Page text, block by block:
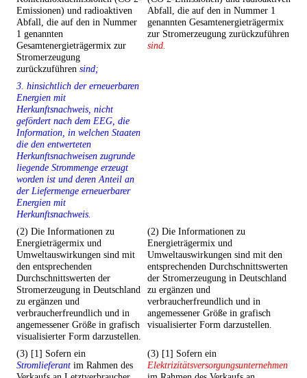
Emissionen) und radioaktiven
Abfall, die auf den in Nummer
1 genannten
Gesamtenergieträgermix zur
Stromerzeugung
zurückzuführen sind;
Abfall, die auf den in Nummer 1
genannten Gesamtenergieträgermix
zur Stromerzeugung zurückzuführen
sind.
3. hinsichtlich der erneuerbaren
Energien mit
Herkunftsnachweis, nicht
gefördert nach dem EEG, die
Information, in welchen Staaten
die den entwerteten
Herkunftsnachweisen zugrunde
liegende Strommenge erzeugt
worden ist und deren Anteil an
der Liefermenge erneuerbarer
Energien mit
Herkunftsnachweis.
(2) Die Informationen zu
Energieträgermix und
Umweltauswirkungen sind mit
den entsprechenden
Durchschnittswerten der
Stromerzeugung in Deutschland
zu ergänzen und
verbraucherfreundlich und in
angemessener Größe in grafisch
visualisierter Form darzustellen.
(2) Die Informationen zu
Energieträgermix und
Umweltauswirkungen sind mit den
entsprechenden Durchschnittswerten
der Stromerzeugung in Deutschland
zu ergänzen und
verbraucherfreundlich und in
angemessener Größe in grafisch
visualisierter Form darzustellen.
(3) [1] Sofern ein
Stromlieferant im Rahmen des
(3) [1] Sofern ein
Elektrizitätsversorgungsunternehmen